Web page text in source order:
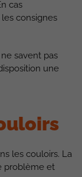
cas
consignes
savent pas
une
les couloirs. La
problème et